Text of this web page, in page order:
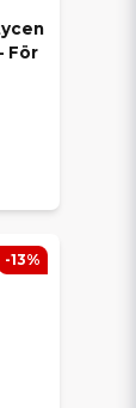
För
-13%